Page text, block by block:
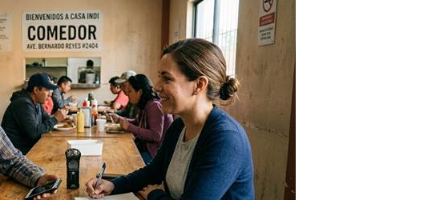
CASA INDI
14 noviembre, 2022
ENTORNO VERDE